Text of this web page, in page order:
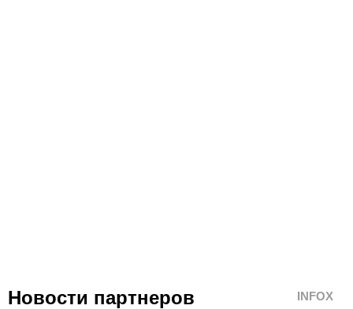
Новости партнеров INFOX